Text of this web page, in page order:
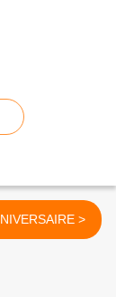
CARTE ANNIVERSAIRE >